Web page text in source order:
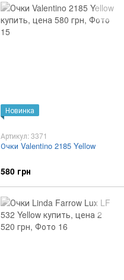
Новинка
Артикул: 3371
Очки Valentino 2185 Yellow
580 грн